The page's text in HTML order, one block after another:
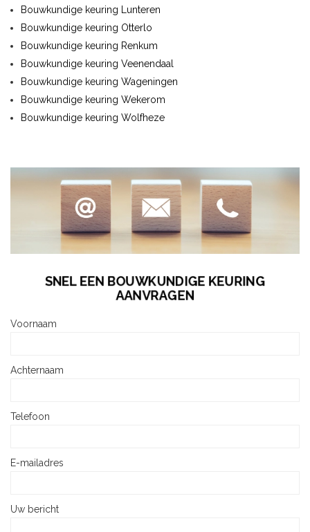
Bouwkundige keuring Lunteren
Bouwkundige keuring Otterlo
Bouwkundige keuring Renkum
Bouwkundige keuring Veenendaal
Bouwkundige keuring Wageningen
Bouwkundige keuring Wekerom
Bouwkundige keuring Wolfheze
SNEL EEN BOUWKUNDIGE KEURING
AANVRAGEN
Voornaam
Achternaam
Telefoon
E-mailadres
Uw bericht